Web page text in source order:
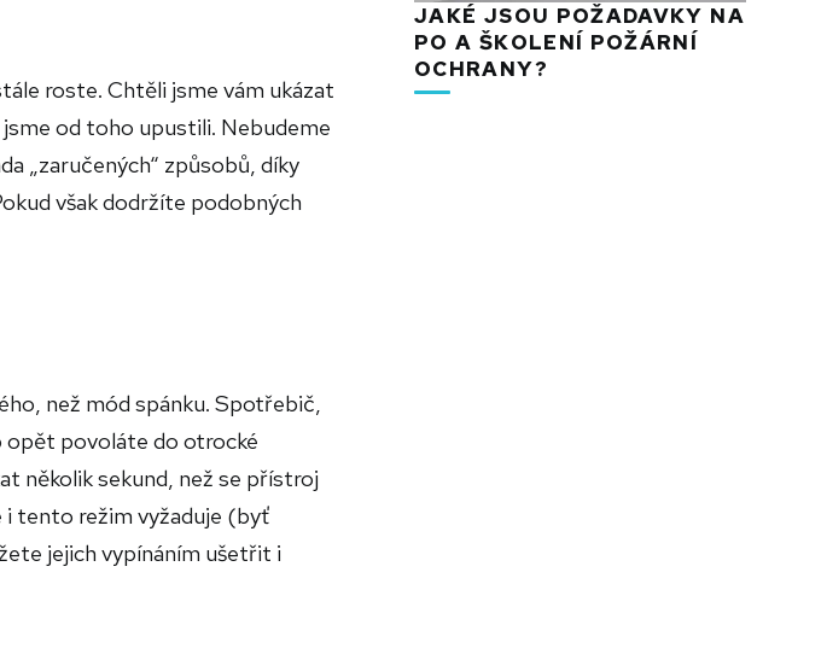
roste. Chtěli jsme vám ukázat
jsme od toho upustili. Nebudeme
„zaručených“ způsobů, díky
však dodržíte podobných
než mód spánku. Spotřebič,
opět povoláte do otrocké
několik sekund, než se přístroj
tento režim vyžaduje (byť
jejich vypínáním ušetřit i
JAKÉ JSOU POŽADAVKY NA
PO A ŠKOLENÍ POŽÁRNÍ
OCHRANY?